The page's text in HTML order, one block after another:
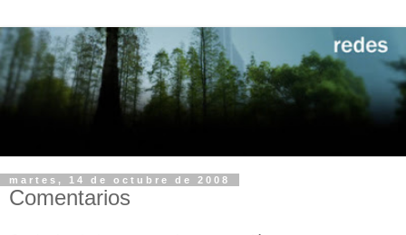
martes, 14 de octubre de 2008
Comentarios